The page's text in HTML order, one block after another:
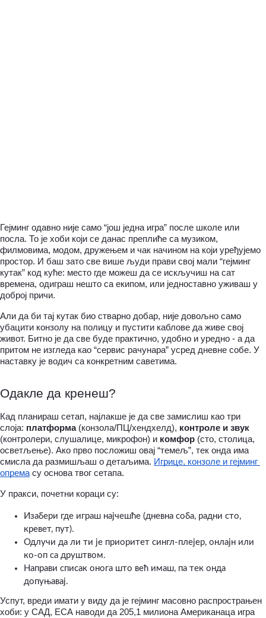
Гејминг одавно није само “још једна игра” после школе или
посла. То је хоби који се данас преплиће са музиком,
филмовима, модом, дружењем и чак начином на који уређујемо
простор. И баш зато све више људи прави свој мали “гејминг
кутак” код куће: место где можеш да се искључиш на сат
времена, одиграш нешто са екипом, или једноставно уживаш у
доброј причи.
Али да би тај кутак био стварно добар, није довољно само
убацити конзолу на полицу и пустити каблове да живе свој
живот. Битно је да све буде практично, удобно и уредно - а да
притом не изгледа као “сервис рачунара” усред дневне собе. У
наставку је водич са конкретним саветима.
Одакле да кренеш?
Кад планираш сетап, најлакше је да све замислиш као три
слоја: платформа (конзола/ПЦ/хендхелд), контроле и звук
(контролери, слушалице, микрофон) и комфор (сто, столица,
осветљење). Ако прво посложиш овај “темељ”, тек онда има
смисла да размишљаш о детаљима. Игрице, конзоле и гејминг
опрема су основа твог сетапа.
У пракси, почетни кораци су:
Изабери где играш најчешће (дневна соба, радни сто,
кревет, пут).
Одлучи да ли ти је приоритет сингл-плејер, онлајн или
ко-оп са друштвом.
Направи списак онога што већ имаш, па тек онда
допуњавај.
Успут, вреди имати у виду да је гејминг масовно распрострањен
хоби: у САД, ЕСА наводи да 205,1 милиона Американаца игра